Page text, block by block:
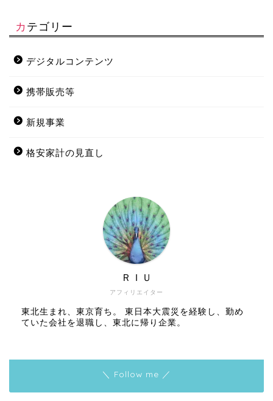
カテゴリー
デジタルコンテンツ
携帯販売等
新規事業
格安家計の見直し
アフィリエイター
ＲＩＵ
東北生まれ、東京育ち。 東日本大震災を経験し、勤め
ていた会社を退職し、東北に帰り企業。
＼ Follow me ／